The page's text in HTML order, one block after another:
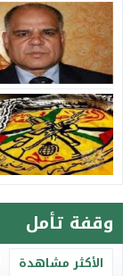
وقفة تأمل
الأكثر مشاهدة